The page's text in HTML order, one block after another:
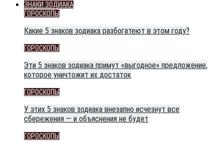
ЗНАКИ ЗОДИАКА
ГОРОСКОПЫ
Какие 5 знаков зодиака разбогатеют в этом году?
ГОРОСКОПЫ
Эти 5 знаков зодиака примут «выгодное» предложение,
которое уничтожит их достаток
ГОРОСКОПЫ
У этих 5 знаков зодиака внезапно исчезнут все
сбережения — и объяснения не будет
ГОРОСКОПЫ